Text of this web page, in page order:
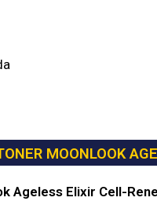
MOONLOOK
Ageless Elixir Cell-